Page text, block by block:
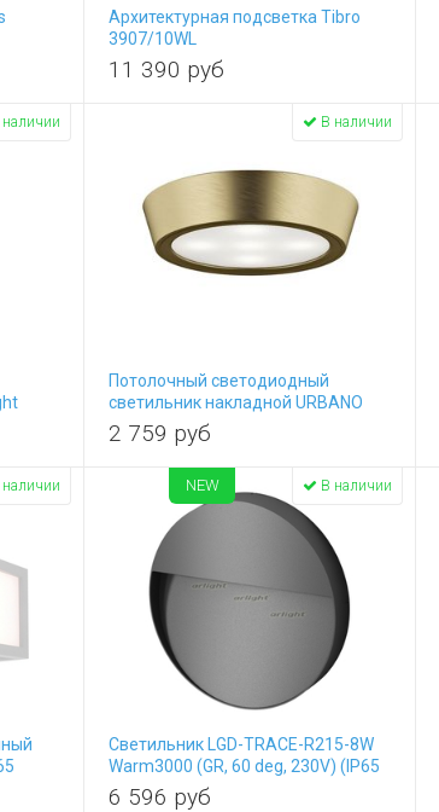
Архитектурная подсветка Tibro
3907/10WL
11 390 руб
наличии
Потолочный светодиодный
светильник накладной URBANO
214914
2 759 руб
В наличии
наличии
Светильник LGD-TRACE-R215-8W
Warm3000 (GR, 60 deg, 230V) (IP65
Металл) 029957
6 596 руб
NEW В наличии